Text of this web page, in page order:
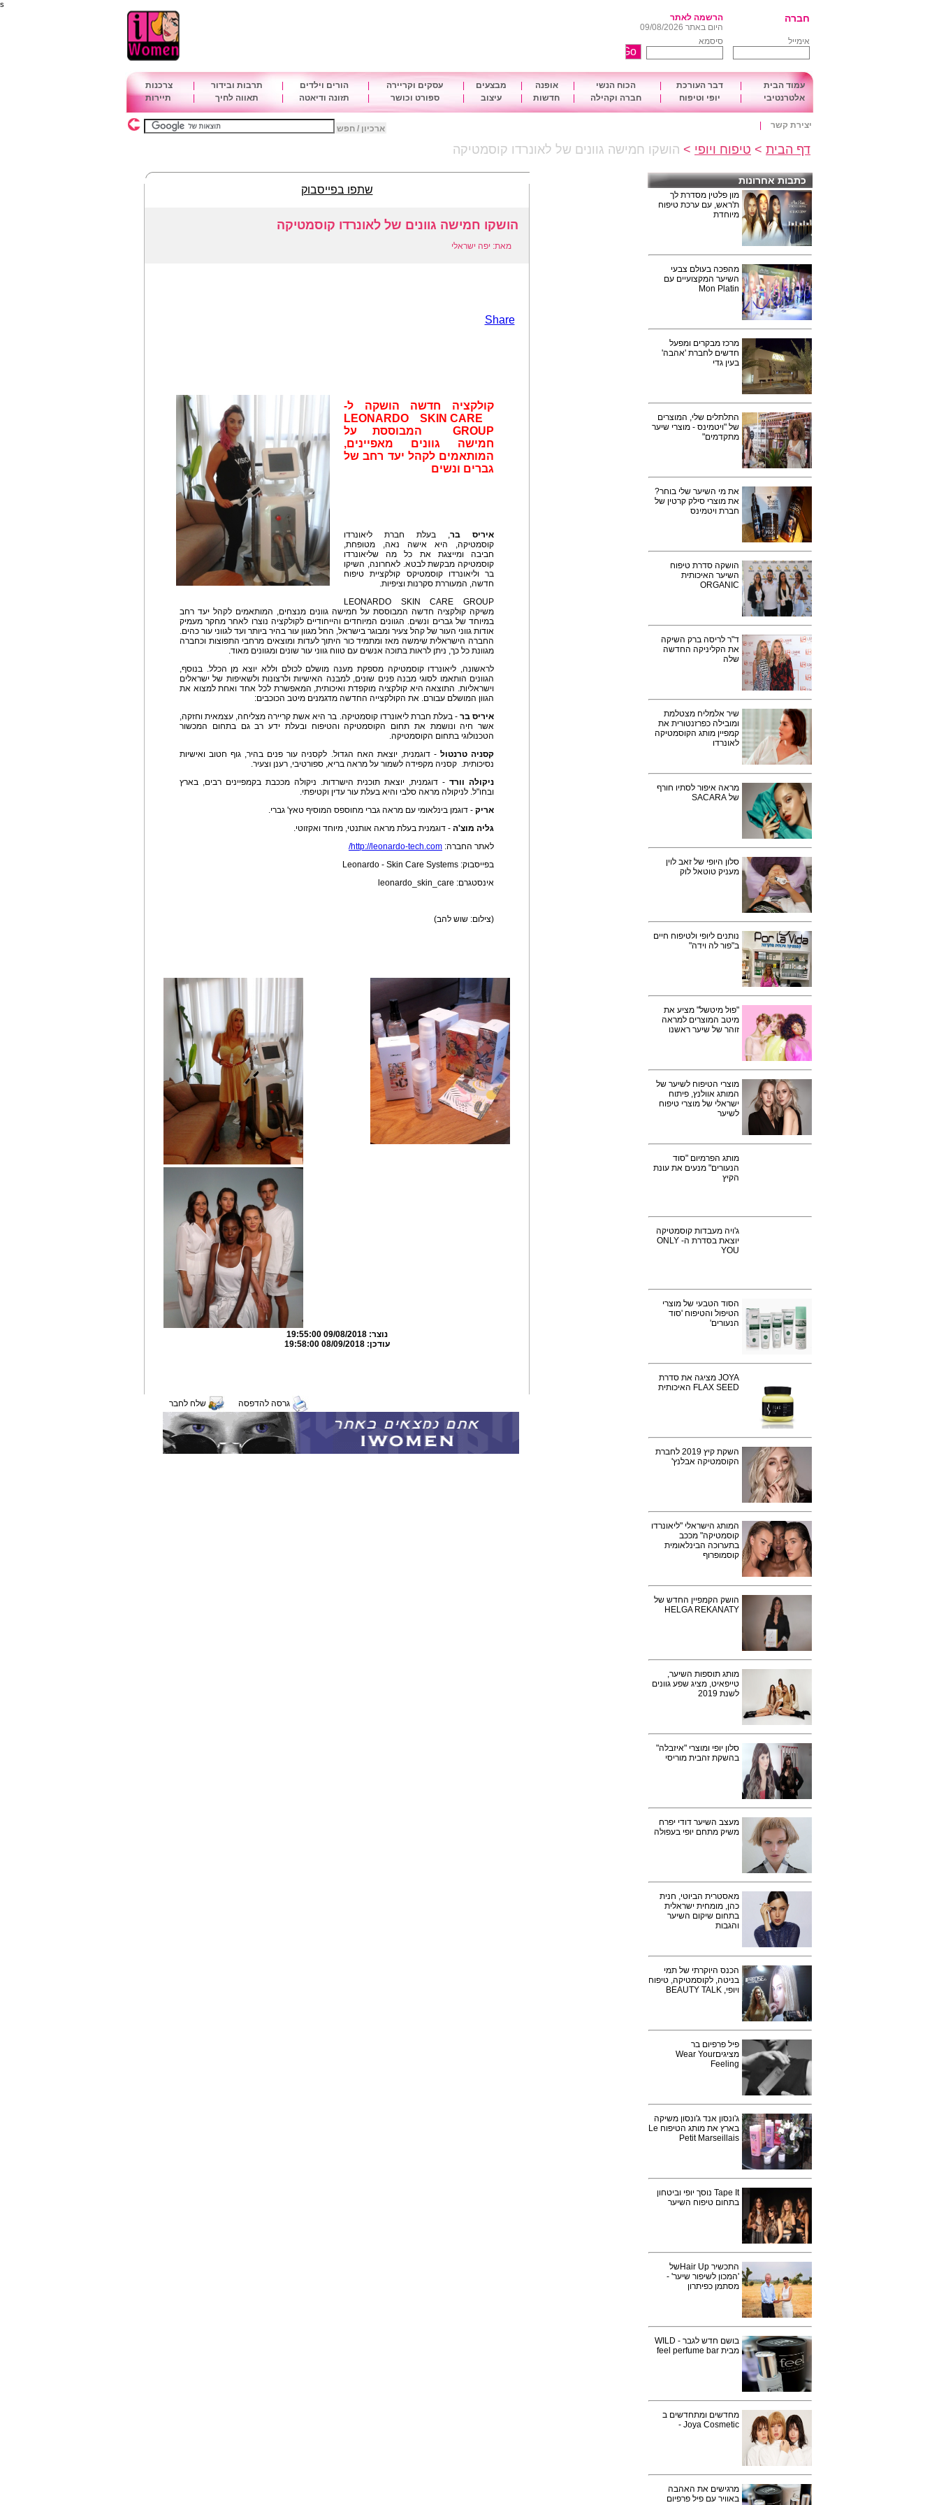
s
חברה
הרשמה לאתר
היום באתר 09/08/2026
אימייל
סיסמא
עמוד הבית דבר העורכת הכוח הנשי אופנה מבצעים עסקים וקריירה הורים וילדים תרבות ובידור
צרכנות
אלטרנטיבי
יופי וטיפוח חברה וקהילה חדשות עיצוב ספורט וכושר תזונה ודיאטה תאווה לחיך תיירות
יצירת קשר ארכיון / חפש
דף הבית > טיפוח ויופי > הושקו חמישה גוונים של לאונרדו קוסמטיקה
כתבות אחרונות
מון פלטין מסדרת לך
ת'ראש, עם ערכת טיפוח
מיוחדת
מהפכה בעולם צבעי
השיער המקצועיים עם
Mon Platin
מרכז מבקרים ומפעל
חדשים לחברת 'אהבה'
בעין גדי
התלתלים שלי, המוצרים
של "ויטמינס - מוצרי שיער
מתקדמים"
את מי השיער שלי בוחר?
את מוצרי סילק קרטין של
חברת ויטמינס
הושקה סדרת טיפוח
השיער האיכותית
ORGANIC
ד"ר לריסה ברק השיקה
את הקליניקה החדשה
שלה
שיר אלמליח מצטלמת
ומובילה כפרזנטורית את
קמפיין מותג הקוסמטיקה
לאונרדו
מראה איפור לסתיו חורף
של SACARA
סלון היופי של זאב לוין
מעניק טוטאל לוק
נותנים ליופי ולטיפוח חיים
ב"פור לה וידה"
"פול מיטשל" מציע את
מיטב המוצרים למראה
זוהר של שיער ראשנו
מוצרי הטיפוח לשיער של
המותג אוולנץ, פיתוח
ישראלי של מוצרי טיפוח
לשיער
מותג הפרמיום "סוד
הנעורים" מנעים את עונת
הקיץ
ג'ויה מעבדות קוסמטיקה
יוצאת בסדרת ה- ONLY
YOU
הסוד הטבעי של מוצרי
הטיפול והטיפוח 'סוד
הנעורים'
JOYA מציגה את סדרת
FLAX SEED האיכותית
השקת קיץ 2019 לחברת
הקוסמטיקה אבלנץ'
המותג הישראלי "ליאונרדו
קוסמטיקה" מככב
בתערוכה הבינלאומית
קוסמופרוף
הושק הקמפיין החדש של
HELGA REKANATY
מותג תוספות השיער,
טייפאיט, מציג שפע גוונים
לשנת 2019
סלון יופי ומוצרי "איזבלה"
בהשקת זהבית מוריסי
מעצב השיער דודי יפרח
משיק מתחם יופי בעפולה
מאסטרית הביוטי, חנית
כהן, מומחית ישראלית
בתחום שיקום השיער
והגבות
הכנס היוקרתי של תמי
בניטה, לקוסמטיקה, טיפוח
ויופי, BEAUTY TALK
פיל פרפיום בר
מציגיםWear Your
Feeling
ג'ונסון אנד ג'ונסון משיקה
בארץ את מותג הטיפוח Le
Petit Marseillais
Tape It נוסך יופי וביטחון
בתחום טיפוח השיער
התכשיר Hair Upשל
'המכון לשיפור שיער' -
מסתמן כפיתרון
בושם חדש לגבר - WILD
מבית feel perfume bar
מחדשים ומתחדשים ב
Joya Cosmetic -
מרגישים את האהבה
באוויר עם פיל פרפיום
שתפו בפייסבוק
הושקו חמישה גוונים של לאונרדו קוסמטיקה
מאת: יפה ישראלי
Share
קולקציה חדשה הושקה ל-
LEONARDO SKIN CARE
GROUP המבוססת על
חמישה גוונים מאפיינים,
המותאמים לקהל יעד רחב של
גברים ונשים
איריס בר, בעלת חברת ליאונרדו
קוסמטיקה, היא אישה נאה, מטופחת,
חביבה ומייצגת את כל מה שליאונרדו
קוסמטיקה מבקשת לבטא. לאחרונה, השיקו
בר וליאונרדו קוסמטיקס קולקציית טיפוח
חדשה, המעוררת סקרנות וציפיות.
LEONARDO SKIN CARE GROUP
משיקה קולקציה חדשה המבוססת על חמישה גוונים מנצחים, המותאמים לקהל יעד רחב
במיוחד של גברים ונשים. הגוונים המיוחדים והייחודיים לקולקציה נוצרו לאחר מחקר מעמיק
אודות גווני העור של קהל צעיר ומבוגר בישראל, החל מגוון עור בהיר ביותר ועד לגווני עור כהים.
החברה הישראלית שימשה מאז ומתמיד כור היתוך לעדות ומוצאים מרחבי התפוצות וכחברה
מגוונת כל כך, ניתן לראות בתוכה אנשים עם טווח גווני עור שונים ומגוונים מאוד.
לראשונה, ליאונרדו קוסמטיקה מספקת מענה מושלם לכולם וללא יוצא מן הכלל. בנוסף,
הגוונים הותאמו לסוגי מבנה פנים שונים, למבנה האישיות ולרצונות ולשאיפות של ישראלים
וישראליות. התוצאה היא קולקציה מוקפדת ואיכותית, המאפשרת לכל אחד ואחת למצוא את
הגוון המושלם עבורם. את הקולקצייה החדשה מדגמנים מיטב הכוכבים:
איריס בר - בעלת חברת ליאונרדו קוסמטיקה. בר היא אשת קריירה מצליחה, עצמאית וחזקה,
אשר חיה ונושמת את תחום הקוסמטיקה והטיפוח ובעלת ידע רב גם בתחום המכשור
הטכנולוגי בתחום הקוסמטיקה.
קסניה טרנטול - דוגמנית, יוצאת האח הגדול. לקסניה עור פנים בהיר, גוף חטוב ואישיות
נסיכותית. קסניה מקפידה לשמור על מראה בריא, ספורטיבי, רענן וצעיר.
ניקולה וורד- דוגמנית, יוצאת תוכנית הישרדות. ניקולה מככבת בקמפיינים רבים, בארץ
ובחו"ל. לניקולה מראה סלבי והיא בעלת עור עדין וקטיפתי.
אריק - דוגמן בינלאומי עם מראה גברי מחוספס המוסיף טאץ' גברי.
גליה מוצ'ה - דוגמנית בעלת מראה אותנטי, מיוחד ואקזוטי.
לאתר החברה: http://leonardo-tech.com/
בפייסבוק: Leonardo - Skin Care Systems
אינסטגרם: leonardo_skin_care
(צילום: שוש להב)
נוצר:09/08/2018 19:55:00
עודכן:08/09/2018 19:58:00
גרסה להדפסה שלח לחבר